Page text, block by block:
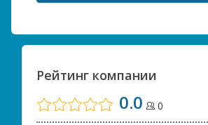
Рейтинг компании
0.0 0